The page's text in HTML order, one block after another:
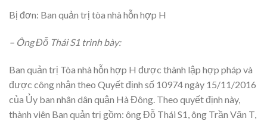
Bị đơn: Ban quản trị tòa nhà hỗn hợp H
– Ông Đỗ Thái S1 trình bày:
Ban quản trị Tòa nhà hỗn hợp H được thành lập hợp pháp và
được công nhận theo Quyết định số 10974 ngày 15/11/2016
của Ủy ban nhân dân quận Hà Đông. Theo quyết định này,
thành viên Ban quản trị gồm: ông Đỗ Thái S1, ông Trần Văn T,